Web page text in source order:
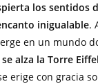
los sentidos
inigualable.
en un mundo
alza la Torre
erige con gracia